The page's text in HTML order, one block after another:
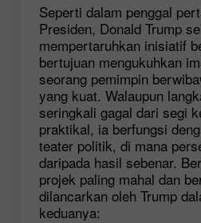
Seperti dalam penggal
Presiden, Donald Trump
mempertaruhkan inisiatif
bertujuan mengukuhkan
seorang pemimpin
yang kuat. Walaupun
seringkali gagal dari segi
praktikal, ia berfungsi
teater politik, di mana
daripada hasil sebenar.
projek paling mahal dan
dilancarkan oleh Trump
keduanya: